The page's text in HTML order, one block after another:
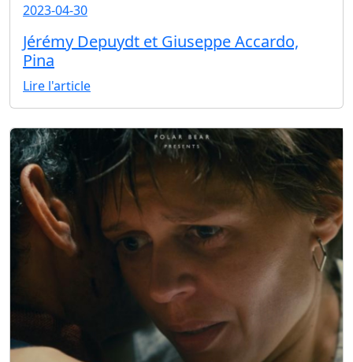
2023-04-30
Jérémy Depuydt et Giuseppe Accardo,
Pina
Lire l'article